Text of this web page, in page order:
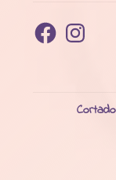
FacebookInstagram